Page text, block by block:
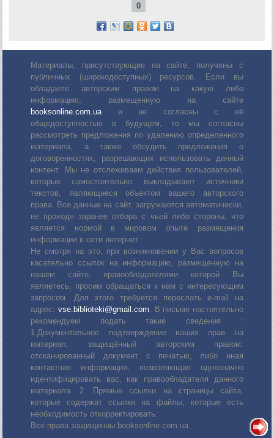
0
Материалы, присутствующие на сайте, получены с
публичных (широкодоступных) ресурсов. Если вы
обладаете авторским правом на какую либо
информацию, размещенную на сайте
booksonline.com.ua и не согласны с её
общедоступностью в будущем, то мы согласны
рассмотреть предложения по удалению определенного
материала, а также обсудить предложения о
договоренностях, разрешающих использовать данный
контент. Мы не отслеживаем действия пользователей,
которые самостоятельно выкладывают источники
текстов, являющиеся объектом вашего авторского
права. Все данные на сайт, загружаются автоматически,
не проходя заранее отбора с чьей либо стороны, что
является нормой в мировом опыте размещения
информации в сети интернет.
Не смотря на это, при возникновении у Вас вопросов
касательно ссылок на информацию, размещенную на
нашем сайте, правообладателями которой Вы
являетесь, просим обращаться к нам с интересующим
запросом. Для этого требуется переслать е-mail на
адрес: vse.biblioteki@gmail.com . В письме настоятельно
рекомендуем подать такие сведения :
1.Документальное подтверждение ваших прав на
материал, защищённый авторским правом:
отсканированный документ с печатью, либо иная
контактная информация, позволяющая однозначно
идентифицировать вас, как правообладателя данного
материала. 2. Прямые ссылки на страницы сайта,
которые содержат ссылки на файлы, которые есть
необходимость откорректировать.
Все права защищенны booksonline.com.ua